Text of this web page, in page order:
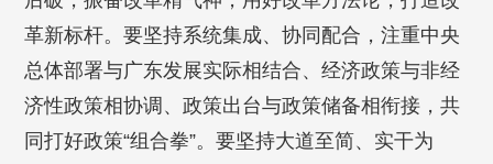
革新标杆。要坚持系统集成、协同配合，注重中央
总体部署与广东发展实际相结合、经济政策与非经
济性政策相协调、政策出台与政策储备相衔接，共
同打好政策“组合拳”。要坚持大道至简、实干为